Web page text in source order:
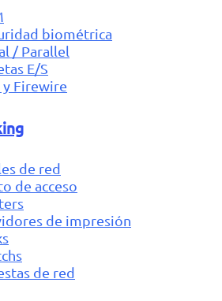
biométrica
/ Parallel
E/S
y Firewire
de red
de acceso
de impresión
de red